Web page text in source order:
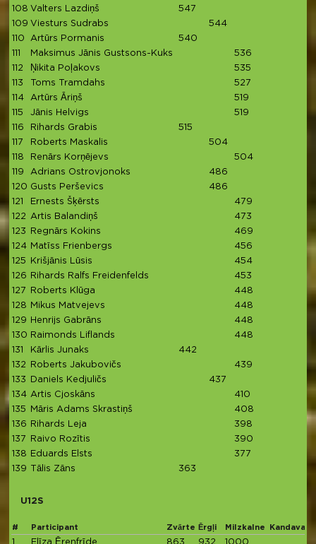
108 Valters Lazdiņš 547
109 Viesturs Sudrabs 544
110
Artūrs Pormanis 540
111
Maksimus Jānis Gustsons-Kuks 536
112
Ņikita Poļakovs 535
113
Toms Tramdahs 527
114
Artūrs Āriņš 519
115
Jānis Helvigs 519
116
Rihards Grabis 515
117
Roberts Maskalis 504
118
Renārs Korņējevs 504
119
Adrians Ostrovjonoks 486
120 Gusts Perševics 486
121
Ernests Šķērsts 479
122
Artis Balandiņš 473
123
Regnārs Kokins 469
124
Matīss Frienbergs 456
125
Krišjānis Lūsis 454
126
Rihards Ralfs Freidenfelds 453
127
Roberts Klūga 448
128
Mikus Matvejevs 448
129
Henrijs Gabrāns 448
130
Raimonds Liflands 448
131
Kārlis Junaks 442
132
Roberts Jakubovičs 439
133
Daniels Kedjuličs 437
134 Artis Cjoskāns 410
135
Māris Adams Skrastiņš 408
136
Rihards Leja 398
137
Raivo Rozītis 390
138
Eduards Elsts 377
139
Tālis Zāns 363
U12S
# Participant Zvārte Ērgļi Milzkalne Kandava
1 Elīza Ērenfrīde 863 932 1000